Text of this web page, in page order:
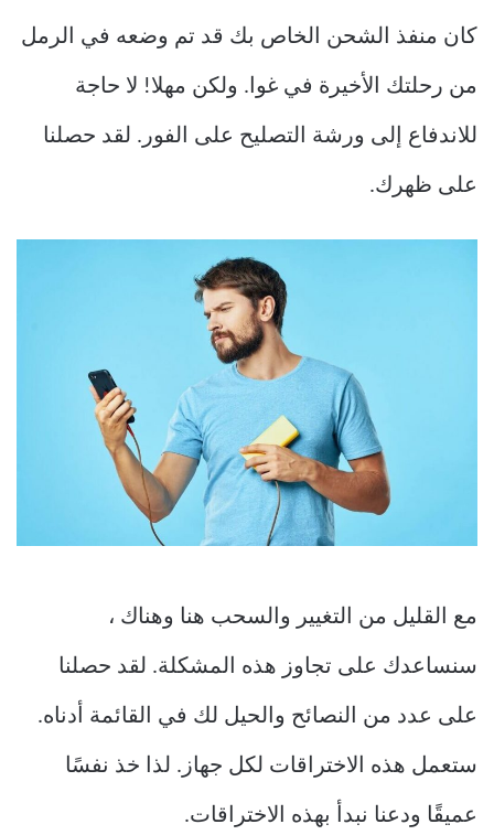
كان منفذ الشحن الخاص بك قد تم وضعه في الرمل
من رحلتك الأخيرة في غوا. ولكن مهلا! لا حاجة
للاندفاع إلى ورشة التصليح على الفور. لقد حصلنا
على ظهرك.
مع القليل من التغيير والسحب هنا وهناك ،
سنساعدك على تجاوز هذه المشكلة. لقد حصلنا
على عدد من النصائح والحيل لك في القائمة أدناه.
ستعمل هذه الاختراقات لكل جهاز. لذا خذ نفسًا
عميقًا ودعنا نبدأ بهذه الاختراقات.